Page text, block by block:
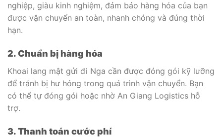
nghiệp, giàu kinh nghiệm, đảm bảo hàng hóa của bạn
được vận chuyển an toàn, nhanh chóng và đúng thời
hạn.
2. Chuẩn bị hàng hóa
Khoai lang mật gửi đi Nga cần được đóng gói kỹ lưỡng
để tránh bị hư hỏng trong quá trình vận chuyển. Bạn
có thể tự đóng gói hoặc nhờ An Giang Logistics hỗ
trợ.
3. Thanh toán cước phí